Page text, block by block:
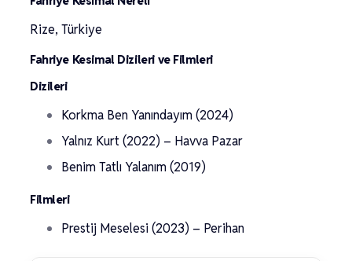
Rize, Türkiye
Fahriye Kesimal Dizileri ve Filmleri
Dizileri
Korkma Ben Yanındayım (2024)
Yalnız Kurt (2022) – Havva Pazar
Benim Tatlı Yalanım (2019)
Filmleri
Prestij Meselesi (2023) – Perihan